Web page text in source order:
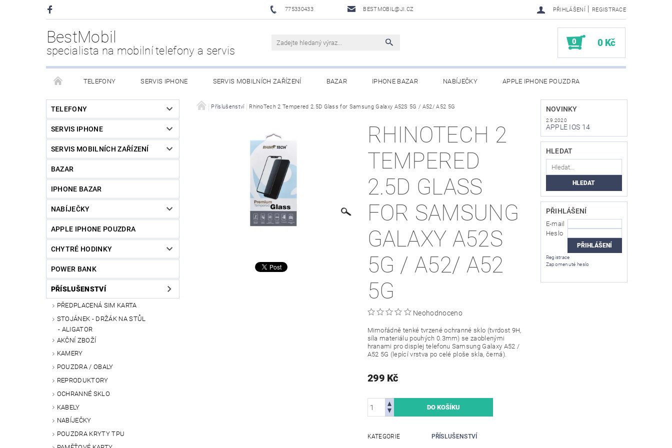
775330433 BESTMOBIL@JI.CZ PŘIHLÁŠENÍ | REGISTRACE
BestMobil
specialista na mobilní telefony a servis
0 0 Kč
TELEFONY SERVIS IPHONE SERVIS MOBILNÍCH ZAŘÍZENÍ BAZAR IPHONE BAZAR NABÍJEČKY APPLE IPHONE POUZDRA
CHYTRÉ HODINKY POWER BANK PŘÍSLUŠENSTVÍ XIAOMI MI ECOSYSTEM OBCHODNÍ PODMÍNKY KONTAKTY
KDO JSME
TELEFONY
SERVIS IPHONE
SERVIS MOBILNÍCH ZAŘÍZENÍ
BAZAR
IPHONE BAZAR
NABÍJEČKY
APPLE IPHONE POUZDRA
CHYTRÉ HODINKY
POWER BANK
PŘÍSLUŠENSTVÍ
PŘEDPLACENÁ SIM KARTA
STOJÁNEK - DRŽÁK NA STŮL
ALIGATOR
AKČNÍ ZBOŽÍ
KAMERY
POUZDRA / OBALY
REPRODUKTORY
OCHRANNÉ SKLO
KABELY
NABÍJEČKY
POUZDRA KRYTY TPU
Příslušenství RhinoTech 2 Tempered 2.5D Glass for Samsung Galaxy A52S 5G / A52/ A52 5G
RHINOTECH 2
TEMPERED
2.5D GLASS
FOR SAMSUNG
GALAXY A52S
5G / A52/ A52
5G
Neohodnoceno
Mimořádně tenké tvrzené ochranné sklo (tvrdost 9H,
síla materiálu pouhých 0.3mm) se zaoblenými
hranami pro displej telefonu Samsung Galaxy A52 /
A52 5G (lepící vrstva po celé ploše skla, černá).
299 Kč
KATEGORIE PŘÍSLUŠENSTVÍ
NOVINKY
2.9.2020
APPLE IOS 14
HLEDAT
PŘIHLÁŠENÍ
E-mail
Heslo
Registrace
Zapomenuté heslo